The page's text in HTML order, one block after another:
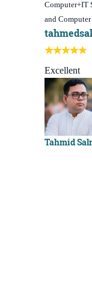
Computer+IT
and
Excellent
Tahmid